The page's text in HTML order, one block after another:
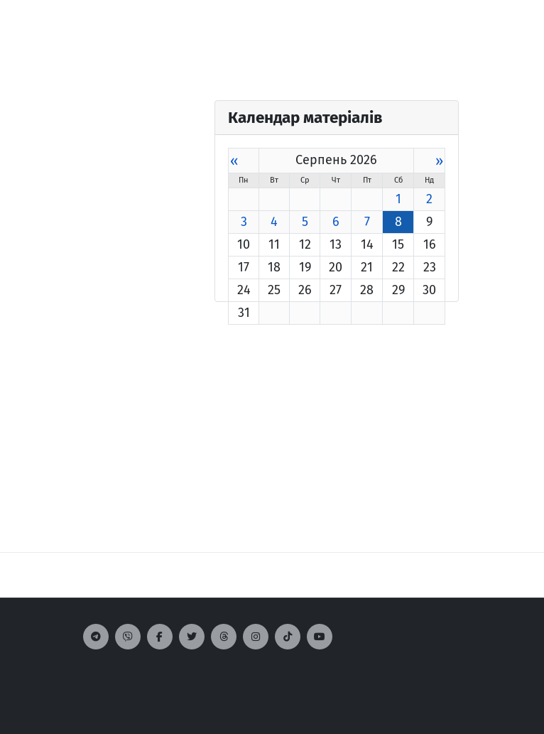
Календар матеріалів
« Серпень 2026 »
Пн Вт Ср Чт Пт Сб Нд
1
2
3
4 5 6 7 8
9
10
11 12 13 14 15
16
17
18 19 20 21 22
23
24
25 26 27 28 29
30
31